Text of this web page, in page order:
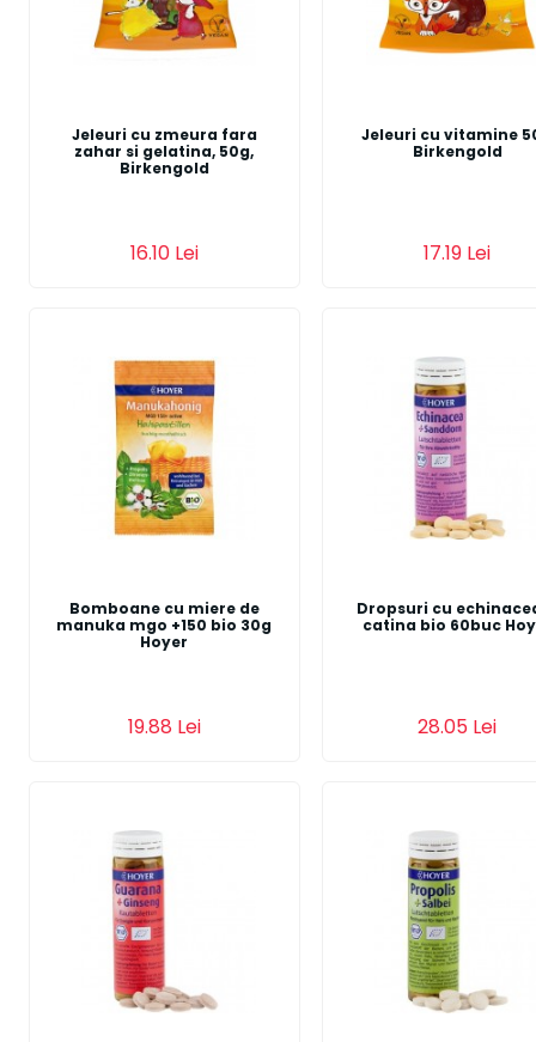
Jeleuri cu zmeura fara
zahar si gelatina, 50g,
Birkengold
16.10 Lei
Jeleuri cu vitamine
Birkengold
17.19 Lei
Bomboane cu miere de
manuka mgo +150 bio 30g
Hoyer
19.88 Lei
Dropsuri cu
catina bio 60buc
28.05 Lei